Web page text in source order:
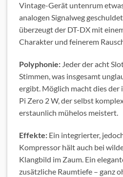
Vintage-Gerät untenrum
analogen Signalweg
überzeugt der DT-DX mit
Charakter und feinerem
Polyphonie: Jeder der acht
Stimmen, was insgesamt
ergibt. Möglich macht dies
Pi Zero 2 W, der selbst
erstaunlich mühelos meistert.
Effekte: Ein integrierter,
Kompressor hält auch bei
Klangbild im Zaum. Ein
zusätzliche Raumtiefe – ganz